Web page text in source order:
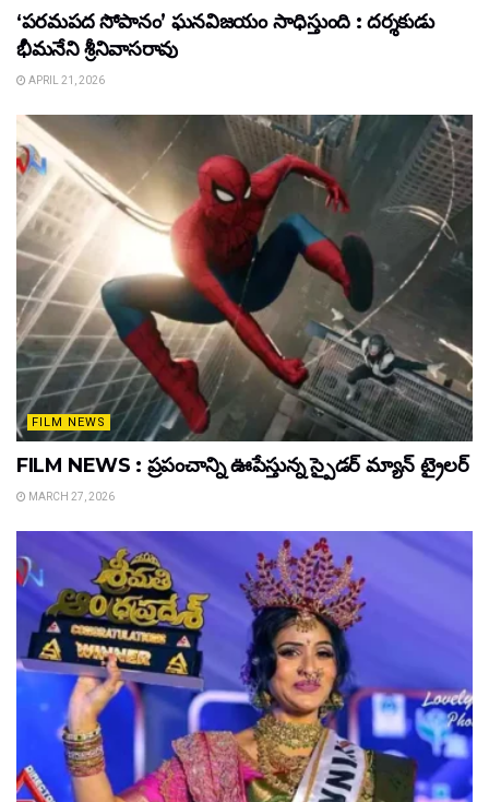
‘పరమపద సోపానం’ ఘనవిజయం సాధిస్తుంది : దర్శకుడు
భీమనేని శ్రీనివాసరావు
APRIL 21, 2026
FILM NEWS
FILM NEWS : ప్రపంచాన్ని ఊపేస్తున్న స్పైడర్ మ్యాన్ ట్రైలర్
MARCH 27, 2026